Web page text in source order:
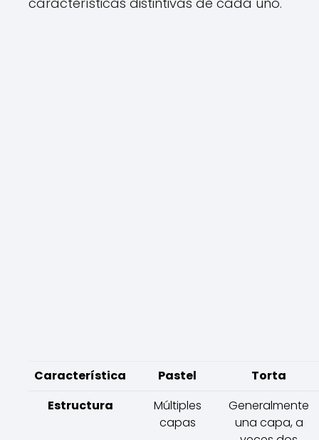
Característica Pastel
Torta
Estructura
Múltiples
capas
Generalmente
una capa, a